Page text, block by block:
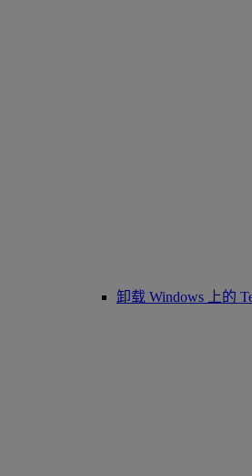
卸载 Windows 上的